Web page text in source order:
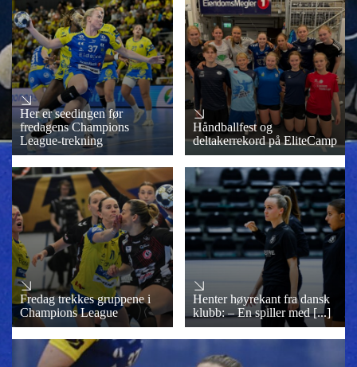
Her er seedingen før
fredagens Champions
League-trekning
Håndballfest og
deltakerrekord på EliteCamp
Fredag trekkes gruppene i
Champions League
Henter høyrekant fra dansk
klubb: – En spiller med [...]